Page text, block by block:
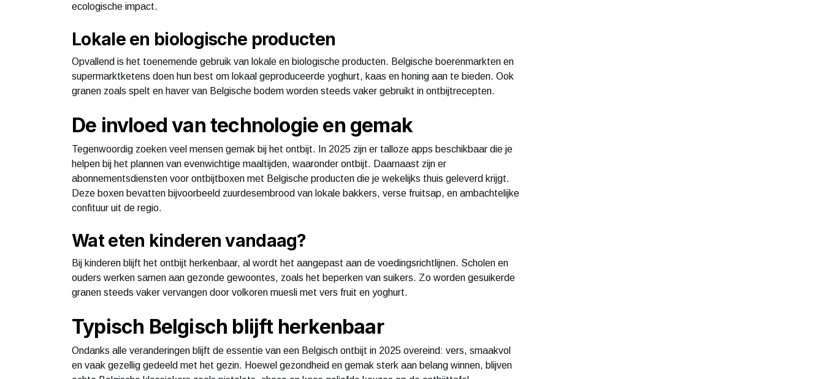
ecologische impact.
Lokale en biologische producten
Opvallend is het toenemende gebruik van lokale en biologische producten. Belgische boerenmarkten en
supermarktketens doen hun best om lokaal geproduceerde yoghurt, kaas en honing aan te bieden. Ook
granen zoals spelt en haver van Belgische bodem worden steeds vaker gebruikt in ontbijtrecepten.
De invloed van technologie en gemak
Tegenwoordig zoeken veel mensen gemak bij het ontbijt. In 2025 zijn er talloze apps beschikbaar die je
helpen bij het plannen van evenwichtige maaltijden, waaronder ontbijt. Daarnaast zijn er
abonnementsdiensten voor ontbijtboxen met Belgische producten die je wekelijks thuis geleverd krijgt.
Deze boxen bevatten bijvoorbeeld zuurdesembrood van lokale bakkers, verse fruitsap, en ambachtelijke
confituur uit de regio.
Wat eten kinderen vandaag?
Bij kinderen blijft het ontbijt herkenbaar, al wordt het aangepast aan de voedingsrichtlijnen. Scholen en
ouders werken samen aan gezonde gewoontes, zoals het beperken van suikers. Zo worden gesuikerde
granen steeds vaker vervangen door volkoren muesli met vers fruit en yoghurt.
Typisch Belgisch blijft herkenbaar
Ondanks alle veranderingen blijft de essentie van een Belgisch ontbijt in 2025 overeind: vers, smaakvol
en vaak gezellig gedeeld met het gezin. Hoewel gezondheid en gemak sterk aan belang winnen, blijven